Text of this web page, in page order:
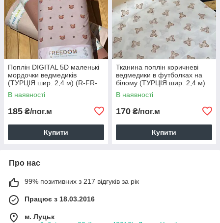
Поплін DIGITAL 5D маленькі
мордочки ведмедиків
(ТУРЦІЯ шир. 2,4 м) (R-FR-
0893)
В наявності
185 ₴/пог.м
Купити
Тканина поплін коричневі
ведмедики в футболках на
білому (ТУРЦІЯ шир. 2,4 м)
(R-FR-0889)
В наявності
170 ₴/пог.м
Купити
Про нас
99% позитивних з 217 відгуків за рік
Працює з 18.03.2016
м. Луцьк